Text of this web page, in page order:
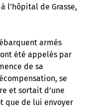
l’hôpital de Grasse,
armés
été appelés par
de sa
se
et sortait d’une
que de lui envoyer